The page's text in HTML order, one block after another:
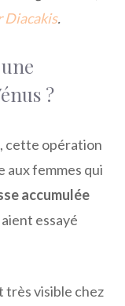
Diacakis.
?
cette opération
femmes qui
accumulée
aient essayé
très visible chez